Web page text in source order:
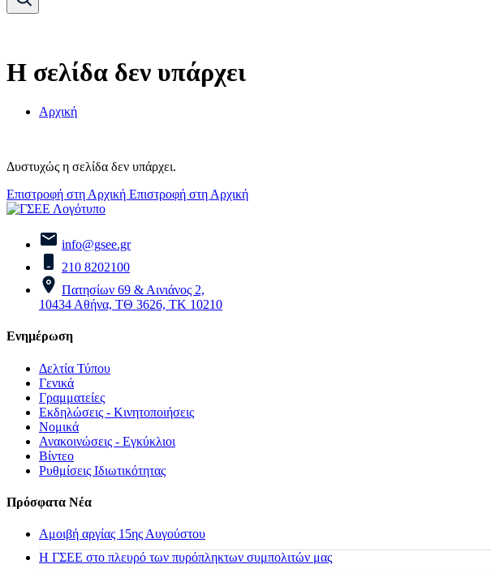
Η σελίδα δεν υπάρχει
Αρχική
Δυστυχώς η σελίδα δεν υπάρχει.
Επιστροφή στη Αρχική Επιστροφή στη Αρχική
info@gsee.gr
210 8202100
Πατησίων 69 & Αινιάνος 2,
10434 Αθήνα, ΤΘ 3626, ΤΚ 10210
Ενημέρωση
Δελτία Τύπου
Γενικά
Γραμματείες
Εκδηλώσεις - Κινητοποιήσεις
Νομικά
Ανακοινώσεις - Εγκύκλιοι
Βίντεο
Ρυθμίσεις Ιδιωτικότητας
Πρόσφατα Νέα
Αμοιβή αργίας 15ης Αυγούστου
H ΓΣΕΕ στο πλευρό των πυρόπληκτων συμπολιτών μας